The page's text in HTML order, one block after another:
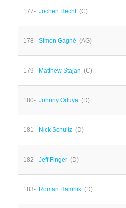
177- Jochen Hecht(C)
178- Simon Gagné (AG)
179- Matthew Stajan (C)
180- Johnny Oduya (D)
181- Nick Schultz (D)
182- Jeff Finger (D)
183- Roman Hamrlik (D)